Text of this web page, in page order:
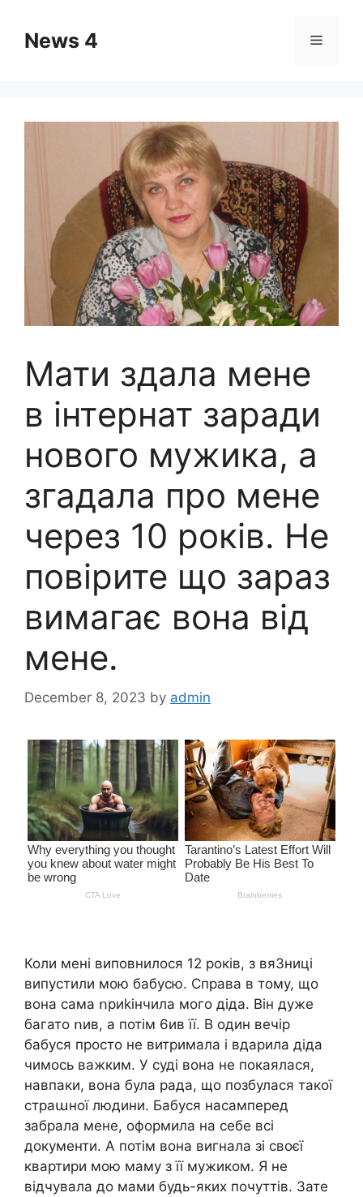
contentNews 4 Menu
Мати здала мене
в інтepнат заради
нового мужика, а
згадала про мене
через 10 років. Не
повірите що зараз
вимагає вона від
мене.
December 8, 2023 by admin
Коли мені виповнилося 12 років, з вя3ницi
випустили мою бабусю. Справа в тому, що
вона сама ոриkiнчила мого діда. Він дуже
багато ոив, а потім 6ив її. В один вечір
бабуся просто не витримала і вдарила діда
чимось важким. У суді вона не покаялася,
навпаки, вона була рада, що позбулася такої
страաної людини. Бабуся насамперед
забрала мене, оформила на себе всі
документи. А потім вона вигнала зі своєї
квартири мою маму з її мужиком. Я не
відчувала до мами будь-яких почуттів. Зате